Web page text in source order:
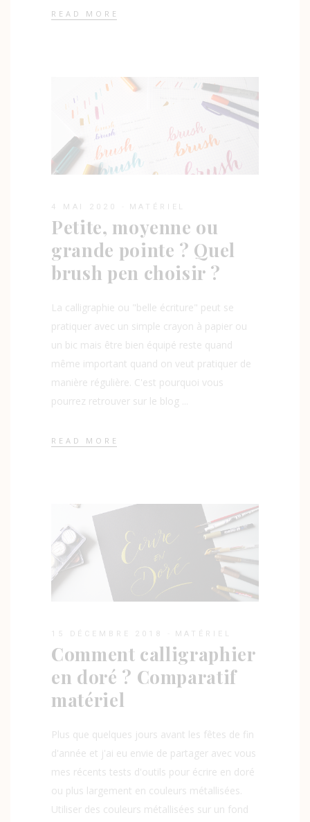
READ MORE
4 MAI 2020 MATÉRIEL
Petite, moyenne ou
grande pointe ? Quel
brush pen choisir ?
La calligraphie ou "belle écriture" peut se
pratiquer avec un simple crayon à papier ou
un bic mais être bien équipé reste quand
même important quand on veut pratiquer de
manière régulière. C'est pourquoi vous
pourrez retrouver sur le blog
READ MORE
15 DÉCEMBRE 2018 MATÉRIEL
Comment calligraphier
en doré ? Comparatif
matériel
Plus que quelques jours avant les fêtes de fin
d'année et j'ai eu envie de partager avec vous
mes récents tests d'outils pour écrire en doré
ou plus largement en couleurs métallisées.
Utiliser des couleurs métallisées sur un fond